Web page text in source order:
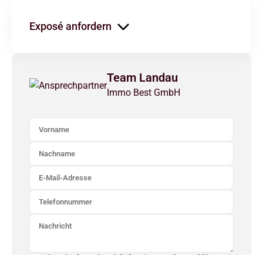
Team Landau
Immo Best GmbH
Exposé anfordern